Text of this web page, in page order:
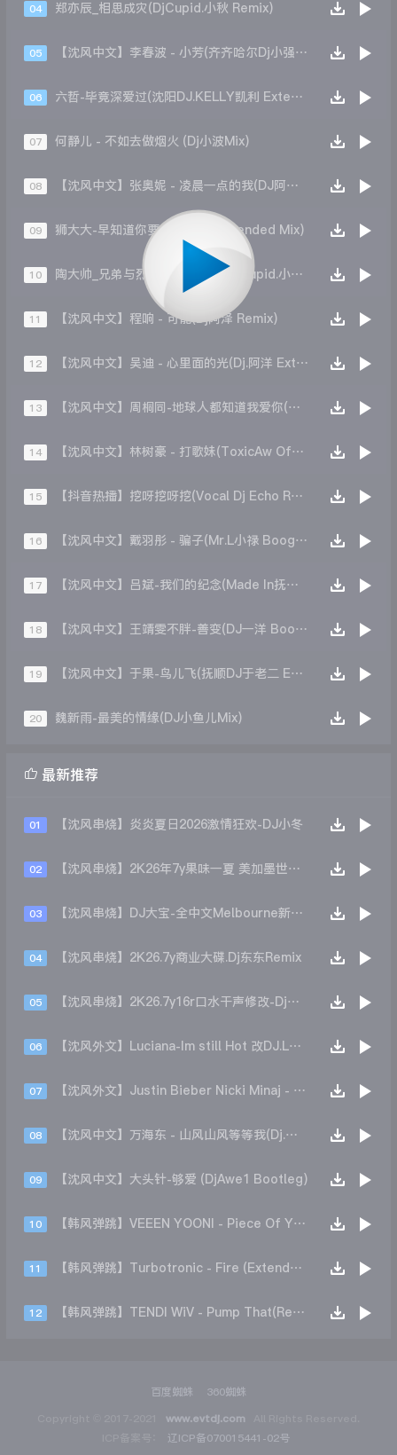
04 郑亦辰_相思成灾(DjCupid.小秋 Remix)
05 【沈风中文】李春波 - 小芳(齐齐哈尔Dj小强 Mix)
06 六哲-毕竟深爱过(沈阳DJ.KELLY凯利 Extended Mix)
07 何静儿 - 不如去做烟火 (Dj小波Mix)
08 【沈风中文】张奥妮 - 凌晨一点的我(DJ阿泽 Mix)
09 狮大大-早知道你要走(王绎龙 Extended Mix)
10 陶大帅_兄弟与烈酒(All Studio DjCupid.小秋 Extended Mix)
11 【沈风中文】程响 - 可能(Dj阿泽 Remix)
12 【沈风中文】吴迪 - 心里面的光(Dj.阿洋 Extended Mix)
13 【沈风中文】周桐同-地球人都知道我爱你(DJ元萧.Remix)
14 【沈风中文】林树豪 - 打歌妹(ToxicAw Official Mix)
15 【抖音热播】挖呀挖呀挖(Vocal Dj Echo Rework DjXiaoQiang)
16 【沈风中文】戴羽彤 - 骗子(Mr.L小禄 Boogleg)
17 【沈风中文】吕斌-我们的纪念(Made In抚顺Dj大圣 Remix)
18 【沈风中文】王靖雯不胖-善变(DJ一洋 Bootleg)
19 【沈风中文】于果-鸟儿飞(抚顺DJ于老二 Extended Mix)
20 魏新雨-最美的情缘(DJ小鱼儿Mix)
 最新推荐
01 【沈风串烧】炎炎夏日2026激情狂欢-DJ小冬
02 【沈风串烧】2K26年7y果味一夏 美加墨世界杯主题跳舞派对专辑 - Dj.阿帅
03 【沈风串烧】DJ大宝-全中文Melbourne新弹跳一飞冲天重低音上劲风暴MUSIC慢摇大碟
04 【沈风串烧】2K26.7y商业大碟.Dj东东Remix
05 【沈风串烧】2K26.7y16r口水干声修改-Dj东东Remix
06 【沈风外文】Luciana-Im still Hot 改DJ.LoZe
07 【沈风外文】Justin Bieber Nicki Minaj - Beauty And A Beat (DjHope小春 Extended Mix)
08 【沈风中文】万海东 - 山风山风等等我(Dj.阿洋 Extended Mix)
09 【沈风中文】大头针-够爱 (DjAwe1 Bootleg)
10 【韩风弹跳】VEEEN YOONI - Piece Of Your Heart (Remix)
11 【韩风弹跳】Turbotronic - Fire (Extended Mix)
12 【韩风弹跳】TENDI WiV - Pump That(Remix)
百度蜘蛛 360蜘蛛
www.evtdj.com
辽ICP备070015441-02号